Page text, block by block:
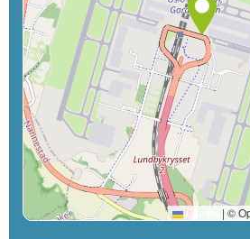
Leaflet | ©